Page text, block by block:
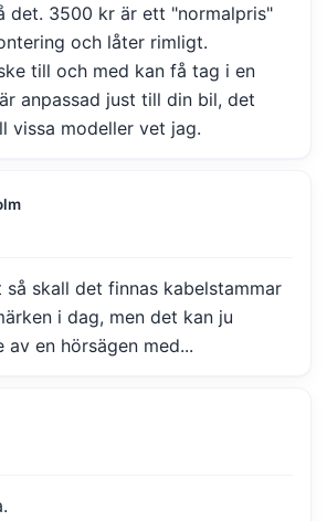
det. 3500 kr är ett "normalpris"
och låter rimligt.
till och med kan få tag i en
anpassad just till din bil, det
vissa modeller vet jag.
skall det finnas kabelstammar
i dag, men det kan ju
en hörsägen med...